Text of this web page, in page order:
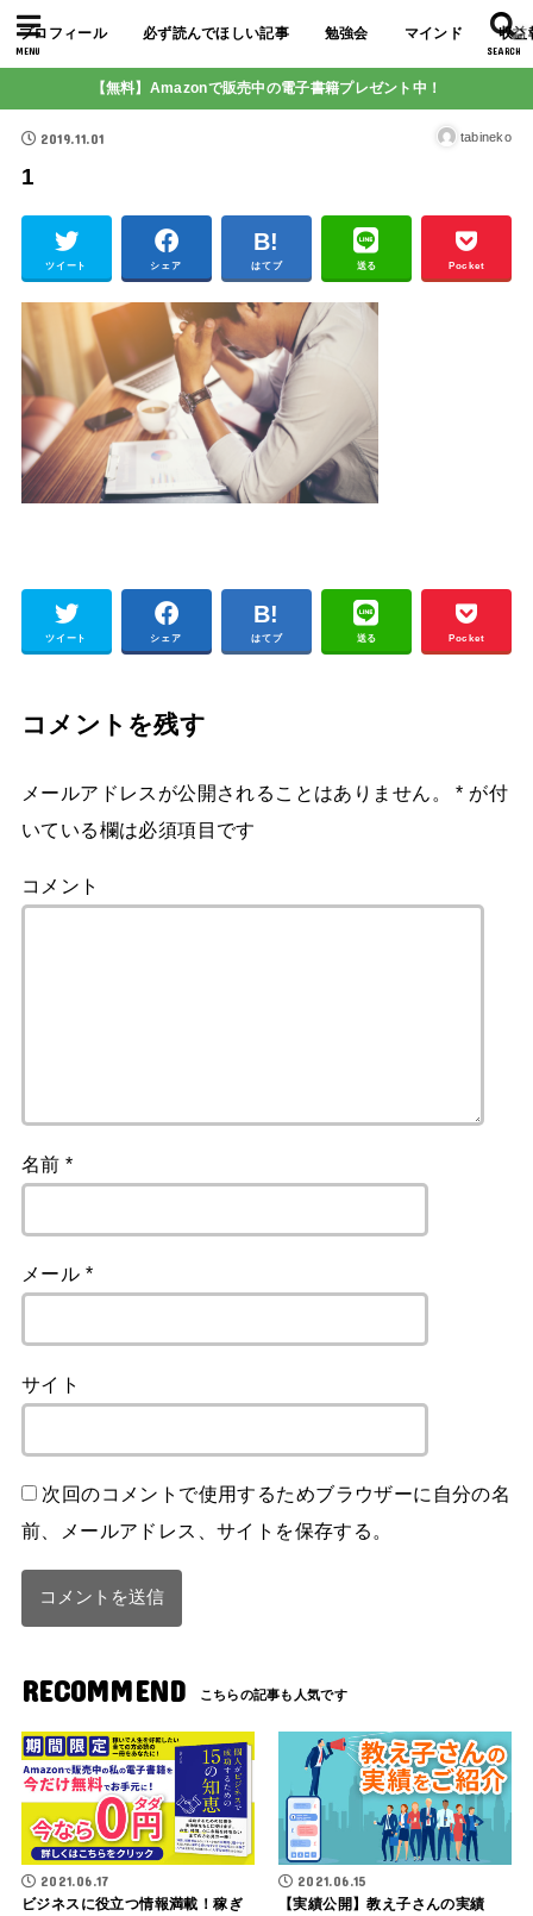
SEARCH
MENU
プロフィール 必ず読んでほしい記事 勉強会 マインド 収益
【無料】Amazonで販売中の電子書籍プレゼント中！
2019.11.01 tabineko
1
ツイート シェア はてブ 送る Pocket
ツイート シェア はてブ 送る Pocket
コメントを残す
メールアドレスが公開されることはありません。 * が付
いている欄は必須項目です
コメント
名前*
メール *
サイト
次回のコメントで使用するためブラウザーに自分の名
前、メールアドレス、サイトを保存する。
RECOMMEND
2021.06.17
ビジネスに役立つ情報満載！稼ぎ
2021.06.15
【実績公開】教え子さんの実績